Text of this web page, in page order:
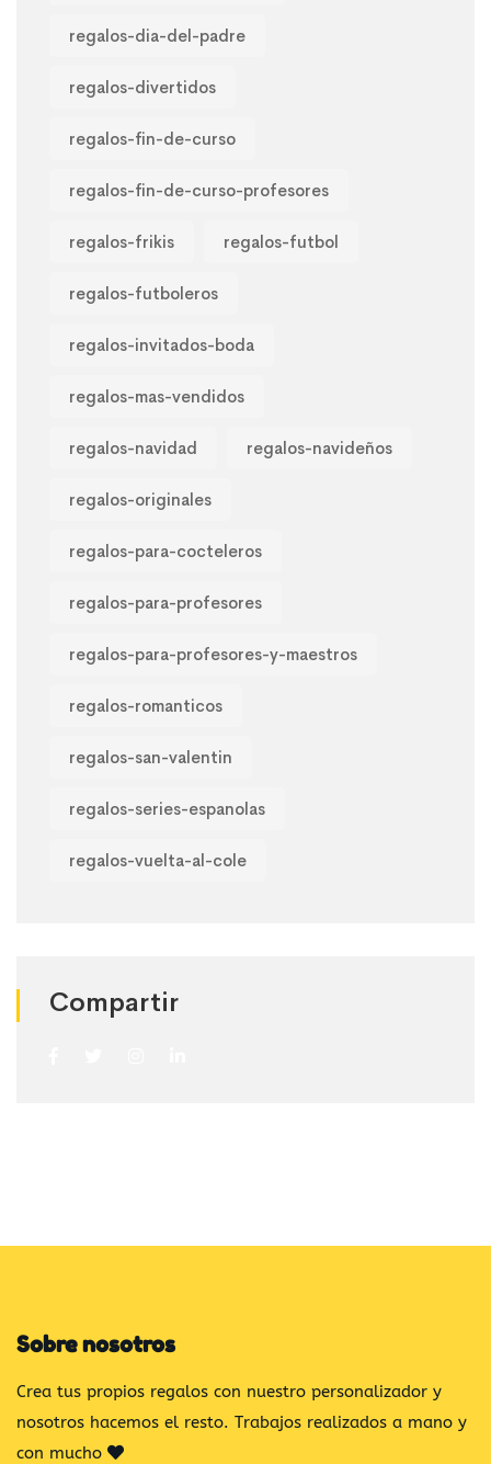
regalos-dia-del-padre
regalos-divertidos
regalos-fin-de-curso
regalos-fin-de-curso-profesores
regalos-frikis regalos-futbol
regalos-futboleros
regalos-invitados-boda
regalos-mas-vendidos
regalos-navidad regalos-navideños
regalos-originales
regalos-para-cocteleros
regalos-para-profesores
regalos-para-profesores-y-maestros
regalos-romanticos
regalos-san-valentin
regalos-series-espanolas
regalos-vuelta-al-cole
Compartir
Sobre nosotros
Crea tus propios regalos con nuestro personalizador y
nosotros hacemos el resto. Trabajos realizados a mano y
con mucho